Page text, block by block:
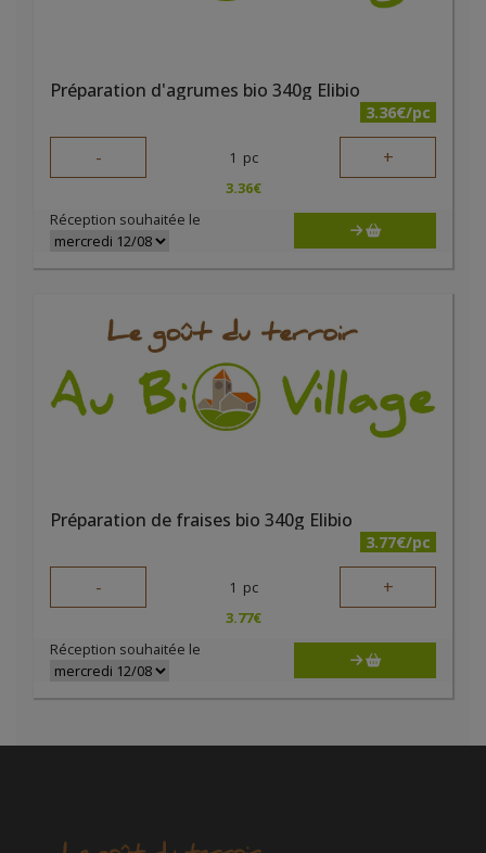
Préparation d'agrumes bio 340g Elibio
3.36€/pc
- 1 pc +
3.36€
Réception souhaitée le
Préparation de fraises bio 340g Elibio
3.77€/pc
- 1 pc +
3.77€
Réception souhaitée le